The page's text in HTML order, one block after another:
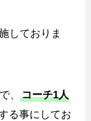
しておりま
で、コーチ1人
る事にしてお